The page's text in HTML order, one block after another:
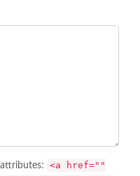
<a href=""